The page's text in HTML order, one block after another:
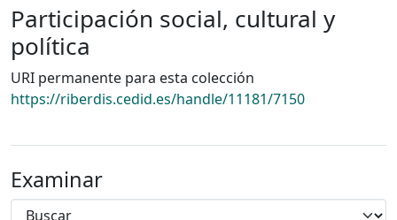
Estadísticas
Participación social, cultural y
política
URI permanente para esta colección
https://riberdis.cedid.es/handle/11181/7150
Examinar